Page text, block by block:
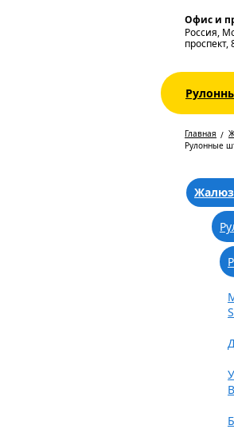
Офис и
Россия,
проспект,
Главная
Рулонные